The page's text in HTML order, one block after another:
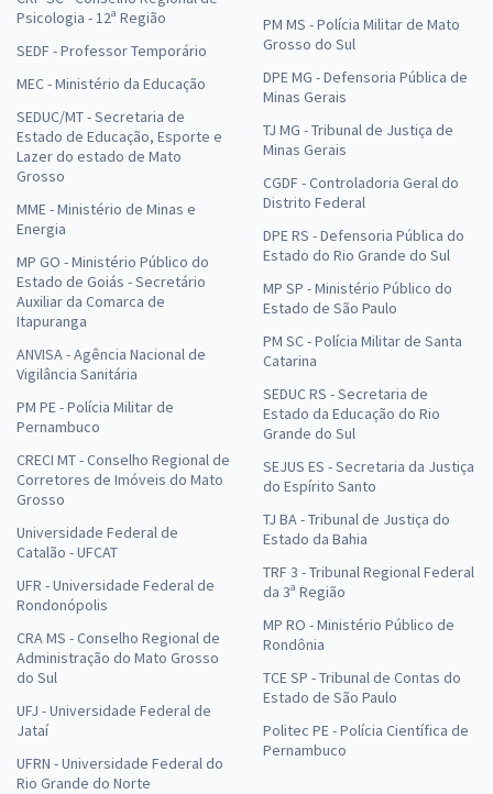
Psicologia - 12ª Região
SEDF - Professor Temporário
MEC - Ministério da Educação
SEDUC/MT - Secretaria de
Estado de Educação, Esporte e
Lazer do estado de Mato
Grosso
MME - Ministério de Minas e
Energia
MP GO - Ministério Público do
Estado de Goiás - Secretário
Auxiliar da Comarca de
Itapuranga
ANVISA - Agência Nacional de
Vigilância Sanitária
PM PE - Polícia Militar de
Pernambuco
CRECI MT - Conselho Regional de
Corretores de Imóveis do Mato
Grosso
Universidade Federal de
Catalão - UFCAT
UFR - Universidade Federal de
Rondonópolis
CRA MS - Conselho Regional de
Administração do Mato Grosso
do Sul
UFJ - Universidade Federal de
Jataí
UFRN - Universidade Federal do
Rio Grande do Norte
PM MS - Polícia Militar de Mato
Grosso do Sul
DPE MG - Defensoria Pública de
Minas Gerais
TJ MG - Tribunal de Justiça de
Minas Gerais
CGDF - Controladoria Geral do
Distrito Federal
DPE RS - Defensoria Pública do
Estado do Rio Grande do Sul
MP SP - Ministério Público do
Estado de São Paulo
PM SC - Polícia Militar de Santa
Catarina
SEDUC RS - Secretaria de
Estado da Educação do Rio
Grande do Sul
SEJUS ES - Secretaria da Justiça
do Espírito Santo
TJ BA - Tribunal de Justiça do
Estado da Bahia
TRF 3 - Tribunal Regional Federal
da 3ª Região
MP RO - Ministério Público de
Rondônia
TCE SP - Tribunal de Contas do
Estado de São Paulo
Politec PE - Polícia Científica de
Pernambuco